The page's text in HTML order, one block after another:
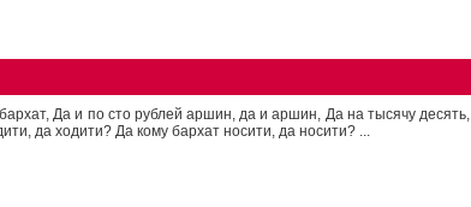
Да и по сто рублей аршин, да и аршин, Да на тысячу десять,
да ходити? Да кому бархат носити, да носити? ...